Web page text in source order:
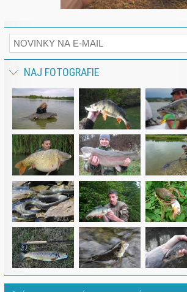
NAJ FOTOGRAFIE